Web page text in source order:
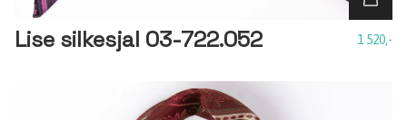
Lise silkesjal 03-722.052 1 520,-